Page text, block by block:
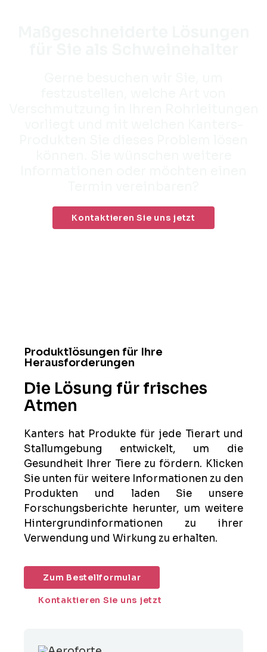
Kontaktieren Sie uns jetzt
Produktlösungen für Ihre
Herausforderungen
Die Lösung für frisches
Atmen
Kanters hat Produkte für jede Tierart und
Stallumgebung entwickelt, um die
Gesundheit Ihrer Tiere zu fördern. Klicken
Sie unten für weitere Informationen zu den
Produkten und laden Sie unsere
Forschungsberichte herunter, um weitere
Hintergrundinformationen zu ihrer
Verwendung und Wirkung zu erhalten.
Zum Bestellformular
Kontaktieren Sie uns jetzt